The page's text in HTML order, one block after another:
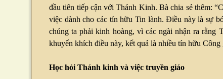
đầu tiên tiếp cận với Thánh Kinh. Bà chia sẻ thêm:
việc dành cho các tín hữu Tin lành. Điều này là sự
chúng ta phải kinh hoàng, vì các ngài nhận ra rằng
khuyến khích điều này, kết quả là nhiều tín hữu
Học hỏi Thánh kinh và việc truyền giáo